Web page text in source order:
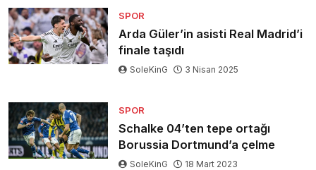
SPOR
Arda Güler’in asisti Real Madrid’i
finale taşıdı
SoleKinG 3 Nisan 2025
SPOR
Schalke 04’ten tepe ortağı
Borussia Dortmund’a çelme
SoleKinG 18 Mart 2023